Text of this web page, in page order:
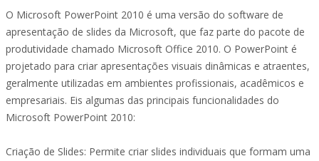
O Microsoft PowerPoint 2010 é uma versão do software de
apresentação de slides da Microsoft, que faz parte do pacote de
produtividade chamado Microsoft Office 2010. O PowerPoint é
projetado para criar apresentações visuais dinâmicas e atraentes,
geralmente utilizadas em ambientes profissionais, acadêmicos e
empresariais. Eis algumas das principais funcionalidades do
Microsoft PowerPoint 2010:
Criação de Slides: Permite criar slides individuais que formam uma